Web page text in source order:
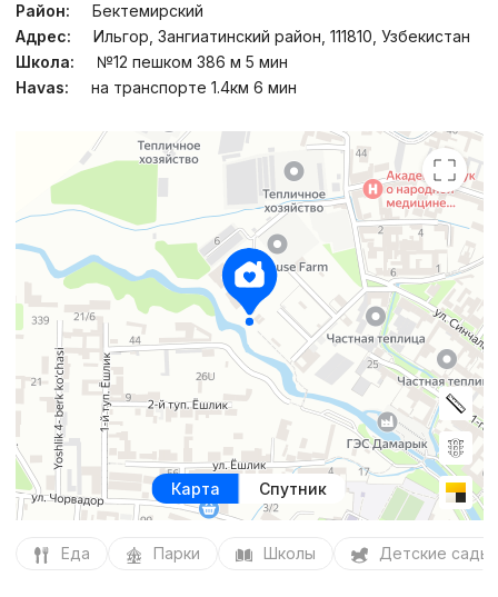
Район:
Бектемирский
Адрес:
Ильгор, Зангиатинский район, 111810, Узбекистан
Школа:
№12 пешком 386 м 5 мин
Havas:
на транспорте 1.4км 6 мин
Карта Спутник
Еда Парки Школы Детские сады